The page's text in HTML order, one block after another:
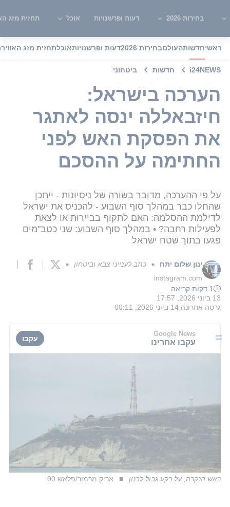
בחירות 2026 דעות ופרשנויות אוכל תחזית מזג
ראשיחדשותהעולםבחירות 2026 דעות ופרשנויותאוכלתחזית מזג האוויר
i24NEWS חדשות ביטחוני
הערכה בישראל:
חיזבאללה ינסה לאתגר
את הפסקת האש לפני
החתימה על ההסכם
על פי ההערכה, מדובר בשורה של ניסיונות - ייתכן
שהחלו כבר במהלך סוף השבוע - להכניס את ישראל
לדילמת ההסלמה: האם לתקוף בביירות או לצאת
לפעילות רחבה? • במהלך סוף השבוע: שני כטב"מים
פגעו בתוך שטח ישראל
ינון שלום יתח ■ כתב לענייני צבא וביטחון ■
instagram.com
1 דקות קריאה
13 ביוני 2026, 17:57
גרסה אחרונה 14 ביוני 2026, 00:11
Google News
עקבו אחרינו עקבו
ראש הנקרה, על רקע גבול לבנון אריק מרמור/פלאש 90